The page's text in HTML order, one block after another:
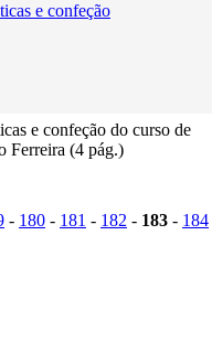
e confeção
e confeção do curso de
Ferreira (4 pág.)
- 180 - 181 - 182 - 183 - 184